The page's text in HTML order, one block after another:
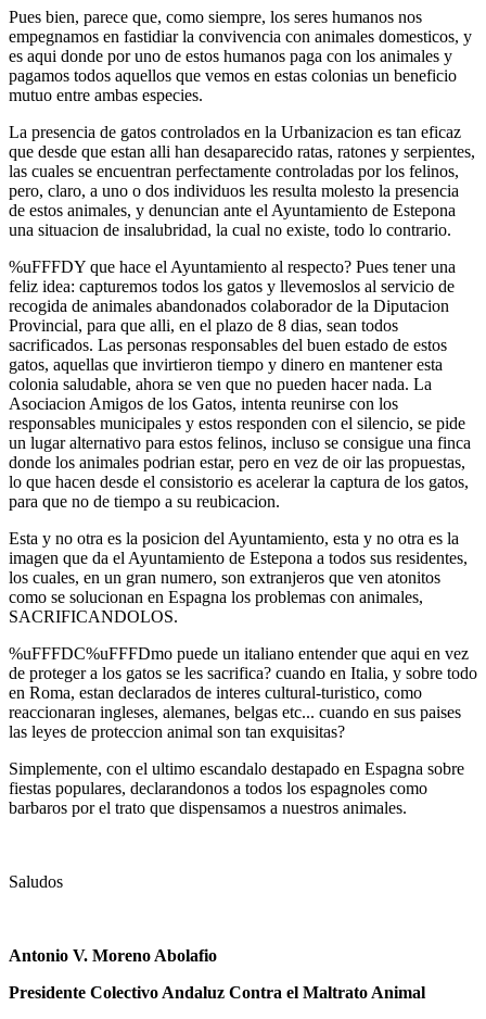
Pues bien, parece que, como siempre, los seres humanos nos
empegnamos en fastidiar la convivencia con animales domesticos, y
es aqui donde por uno de estos humanos paga con los animales y
pagamos todos aquellos que vemos en estas colonias un beneficio
mutuo entre ambas especies.
La presencia de gatos controlados en la Urbanizacion es tan eficaz
que desde que estan alli han desaparecido ratas, ratones y serpientes,
las cuales se encuentran perfectamente controladas por los felinos,
pero, claro, a uno o dos individuos les resulta molesto la presencia
de estos animales, y denuncian ante el Ayuntamiento de Estepona
una situacion de insalubridad, la cual no existe, todo lo contrario.
%uFFFDY que hace el Ayuntamiento al respecto? Pues tener una
feliz idea: capturemos todos los gatos y llevemoslos al servicio de
recogida de animales abandonados colaborador de la Diputacion
Provincial, para que alli, en el plazo de 8 dias, sean todos
sacrificados. Las personas responsables del buen estado de estos
gatos, aquellas que invirtieron tiempo y dinero en mantener esta
colonia saludable, ahora se ven que no pueden hacer nada. La
Asociacion Amigos de los Gatos, intenta reunirse con los
responsables municipales y estos responden con el silencio, se pide
un lugar alternativo para estos felinos, incluso se consigue una finca
donde los animales podrian estar, pero en vez de oir las propuestas,
lo que hacen desde el consistorio es acelerar la captura de los gatos,
para que no de tiempo a su reubicacion.
Esta y no otra es la posicion del Ayuntamiento, esta y no otra es la
imagen que da el Ayuntamiento de Estepona a todos sus residentes,
los cuales, en un gran numero, son extranjeros que ven atonitos
como se solucionan en Espagna los problemas con animales,
SACRIFICANDOLOS.
%uFFFDC%uFFFDmo puede un italiano entender que aqui en vez
de proteger a los gatos se les sacrifica? cuando en Italia, y sobre todo
en Roma, estan declarados de interes cultural-turistico, como
reaccionaran ingleses, alemanes, belgas etc... cuando en sus paises
las leyes de proteccion animal son tan exquisitas?
Simplemente, con el ultimo escandalo destapado en Espagna sobre
fiestas populares, declarandonos a todos los espagnoles como
barbaros por el trato que dispensamos a nuestros animales.
Saludos
Antonio V. Moreno Abolafio
Presidente Colectivo Andaluz Contra el Maltrato Animal